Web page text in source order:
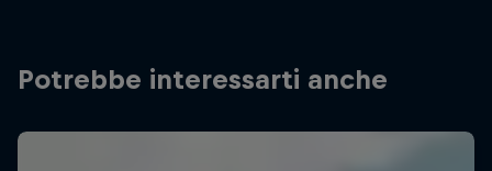
Potrebbe interessarti anche